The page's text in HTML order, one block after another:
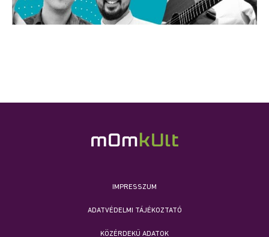
IMPRESSZUM
ADATVÉDELMI TÁJÉKOZTATÓ
KÖZÉRDEKŰ ADATOK